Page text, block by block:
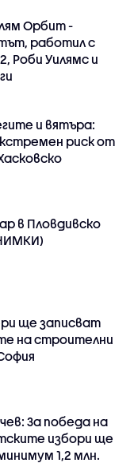
Орбит -
работил с
Роби Уилямс и
и вятъра:
риск от
в Пловдивско
ще записват
на строителни
За победа на
избори ще
1,2 млн.